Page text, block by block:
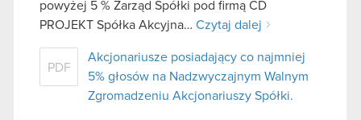
powyżej 5 % Zarząd Spółki pod firmą CD
PROJEKT Spółka Akcyjna… Czytaj dalej
PDF
Akcjonariusze posiadający co najmniej
5% głosów na Nadzwyczajnym Walnym
Zgromadzeniu Akcjonariuszy Spółki.